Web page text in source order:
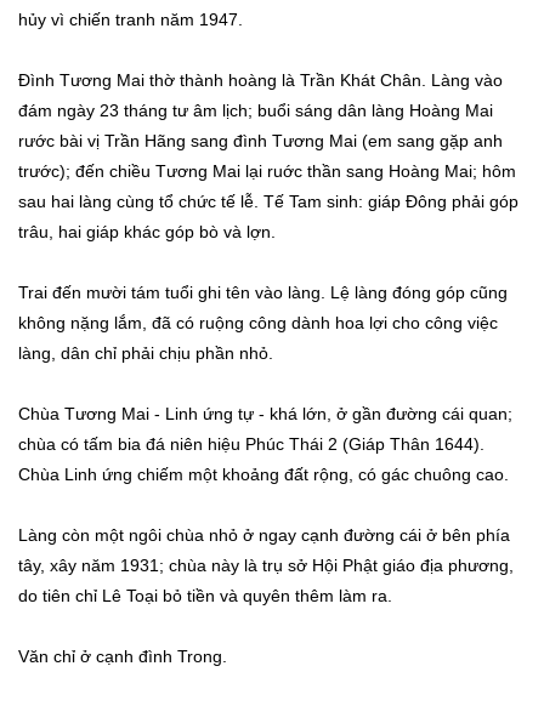
hủy vì chiến tranh năm 1947.
Đình Tương Mai thờ thành hoàng là Trần Khát Chân. Làng vào
đám ngày 23 tháng tư âm lịch; buổi sáng dân làng Hoàng Mai
rước bài vị Trần Hãng sang đình Tương Mai (em sang gặp anh
trước); đến chiều Tương Mai lại ruớc thần sang Hoàng Mai; hôm
sau hai làng cùng tổ chức tế lễ. Tế Tam sinh: giáp Đông phải góp
trâu, hai giáp khác góp bò và lợn.
Trai đến mười tám tuổi ghi tên vào làng. Lệ làng đóng góp cũng
không nặng lắm, đã có ruộng công dành hoa lợi cho công việc
làng, dân chỉ phải chịu phần nhỏ.
Chùa Tương Mai - Linh ứng tự - khá lớn, ở gần đường cái quan;
chùa có tấm bia đá niên hiệu Phúc Thái 2 (Giáp Thân 1644).
Chùa Linh ứng chiếm một khoảng đất rộng, có gác chuông cao.
Làng còn một ngôi chùa nhỏ ở ngay cạnh đường cái ở bên phía
tây, xây năm 1931; chùa này là trụ sở Hội Phật giáo địa phương,
do tiên chỉ Lê Toại bỏ tiền và quyên thêm làm ra.
Văn chỉ ở cạnh đình Trong.